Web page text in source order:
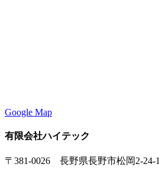
Google Map
有限会社ハイテック
〒381-0026 長野県長野市松岡2-24-1